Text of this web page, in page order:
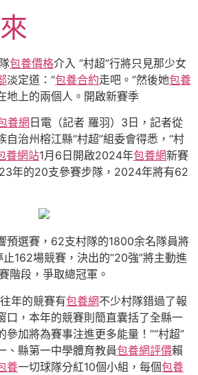
包養價格介入 “村超”行將只見那少女
淡定道：“包養合約走吧。”然後她包養
地上的兩個人。開啟新賽季
養網 日電（記者 羅羽）3日，記者從
治州榕江縣“村超”組委會得悉，“村
養網站1月6日開啟2024年包養網新賽
年的20支參賽步隊，2024年將有62
預選賽，62支村隊的1800余名隊員將
162場競賽，決出的“20強”將主動進
階段，爭取總冠軍。
往年的競賽有包養網不少村隊錯過了報
口，本年的競賽則簡直囊括了全縣一
加將為賽事注進更多能量！”“村超”
、縣第一中學體育教員包養網評價賴
養一切球隊分紅10個小組，每個包養